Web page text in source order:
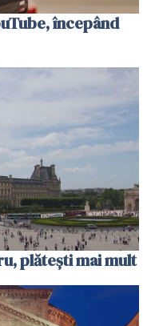
începând
plătești mai mult